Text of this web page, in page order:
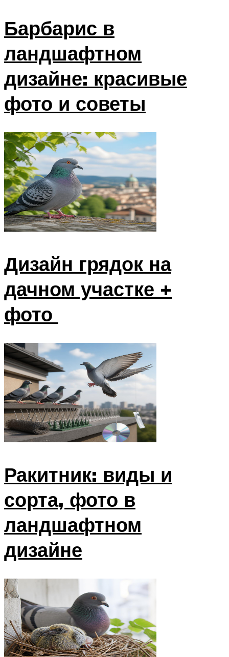
Барбарис в
ландшафтном
дизайне: красивые
фото и советы
Дизайн грядок на
дачном участке +
фото
Ракитник: виды и
сорта, фото в
ландшафтном
дизайне